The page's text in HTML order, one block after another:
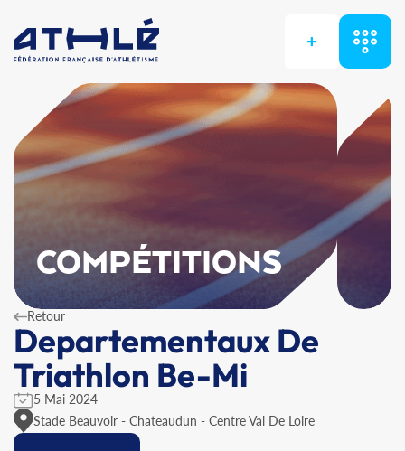
+
COMPÉTITIONS
Retour
Departementaux De
Triathlon Be-Mi
5 Mai 2024
Stade Beauvoir - Chateaudun - Centre Val De Loire